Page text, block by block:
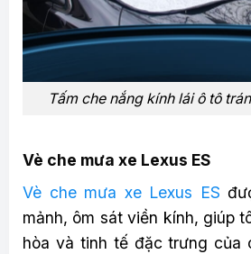
Tấm che nắng kính lái ô tô
Vè che mưa xe Lexus ES
Vè che mưa xe Lexus ES
mảnh, ôm sát viền kính, giúp
hòa và tinh tế đặc trưng của